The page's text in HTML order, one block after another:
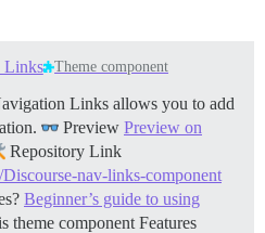
Links Theme component
Links allows you to add
Preview Preview on
Repository Link
nav-links-component
Beginner’s guide to using
theme component Features